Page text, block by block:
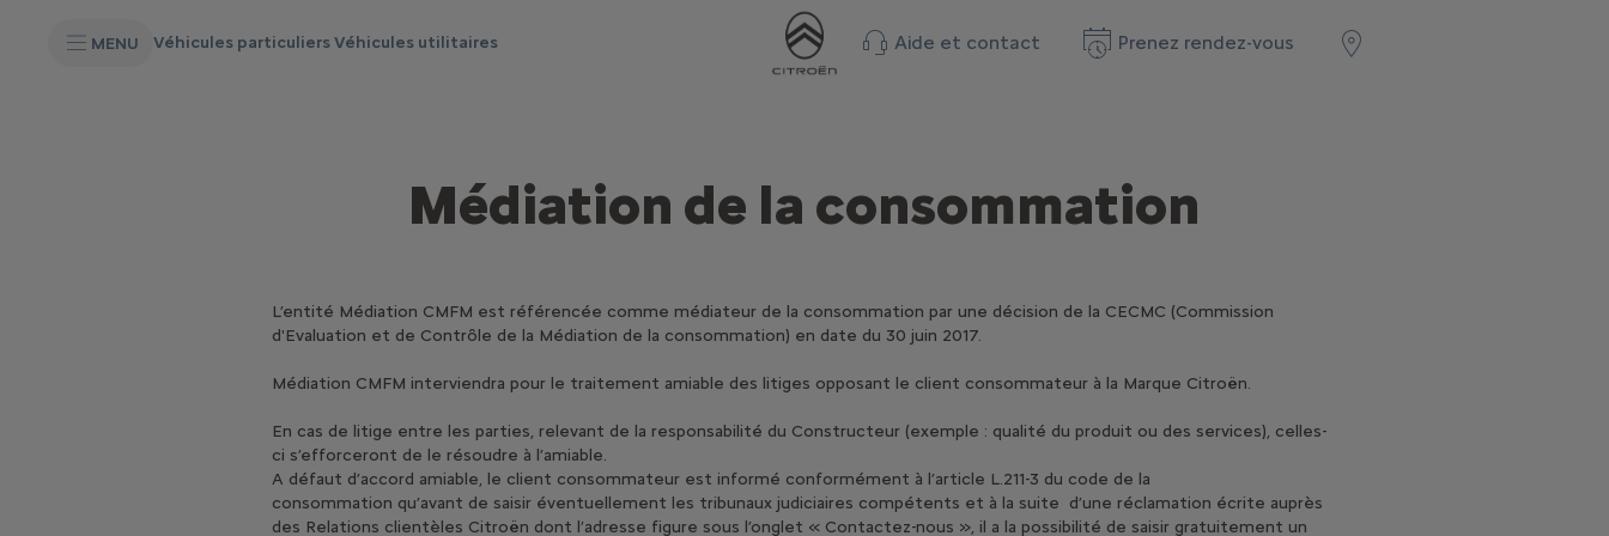
MENU Véhicules particuliersVéhicules utilitaires Aide et contact Prenez rendez-vous
Médiation de la consommation
L’entité Médiation CMFM est référencée comme médiateur de la consommation par une décision de la CECMC (Commission
d'Evaluation et de Contrôle de la Médiation de la consommation) en date du 30 juin 2017.
Médiation CMFM interviendra pour le traitement amiable des litiges opposant le client consommateur à la Marque Citroën.
En cas de litige entre les parties, relevant de la responsabilité du Constructeur (exemple : qualité du produit ou des services), celles-
ci s’efforceront de le résoudre à l’amiable.
A défaut d’accord amiable, le client consommateur est informé conformément à l’article L.211-3 du code de la
consommation qu’avant de saisir éventuellement les tribunaux judiciaires compétents et à la suite d’une réclamation écrite auprès
des Relations clientèles Citroën dont l’adresse figure sous l’onglet « Contactez-nous », il a la possibilité de saisir gratuitement un